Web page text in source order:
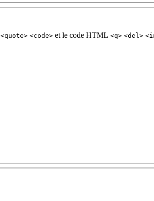
<quote> <code> et le code HTML <q> <del>